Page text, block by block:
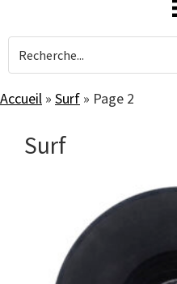
Accueil » Surf » Page 2
Surf